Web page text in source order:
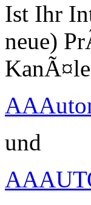
Ist Ihr
neue)
und